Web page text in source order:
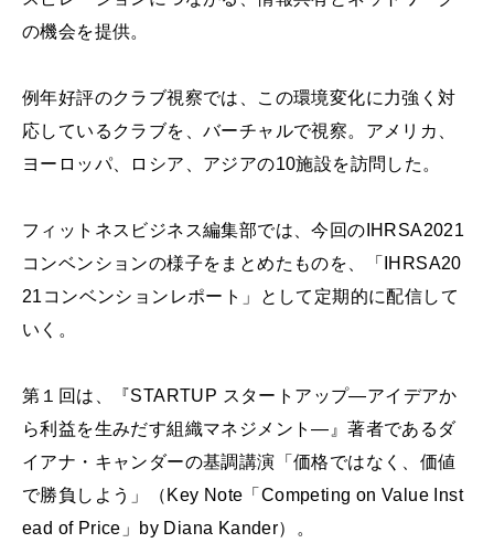
の機会を提供。
例年好評のクラブ視察では、この環境変化に力強く対
応しているクラブを、バーチャルで視察。アメリカ、
ヨーロッパ、ロシア、アジアの10施設を訪問した。
フィットネスビジネス編集部では、今回のIHRSA2021
コンベンションの様子をまとめたものを、「IHRSA20
21コンベンションレポート」として定期的に配信して
いく。
第１回は、『STARTUP スタートアップ―アイデアか
ら利益を生みだす組織マネジメント―』著者であるダ
イアナ・キャンダーの基調講演「価格ではなく、価値
で勝負しよう」（Key Note「Competing on Value Inst
ead of Price」by Diana Kander）。